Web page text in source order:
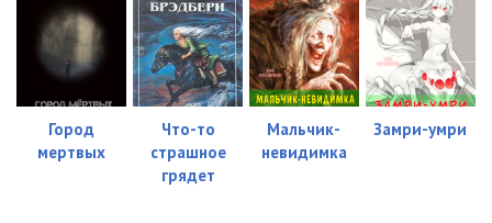
Город
мертвых
Что-то
страшное
грядет
Мальчик-
невидимка
Замри-умри